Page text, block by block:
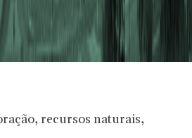
recursos naturais,